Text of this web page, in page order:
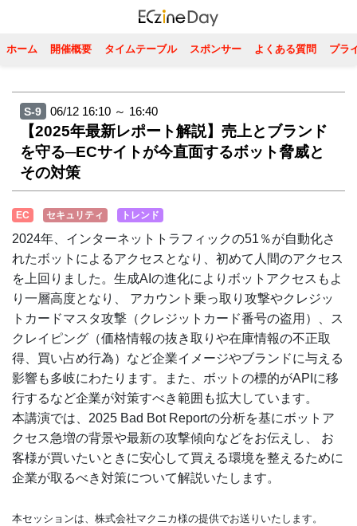
ホーム 開催概要 タイムテーブル スポンサー よくある質問 プラ
S-9 06/12 16:10 ～ 16:40
【2025年最新レポート解説】売上とブランド
を守る─ECサイトが今直面するボット脅威と
その対策
EC セキュリティ トレンド
2024年、インターネットトラフィックの51％が自動化さ
れたボットによるアクセスとなり、初めて人間のアクセス
を上回りました。生成AIの進化によりボットアクセスもよ
り一層高度となり、 アカウント乗っ取り攻撃やクレジッ
トカードマスタ攻撃（クレジットカード番号の盗用）、ス
クレイピング（価格情報の抜き取りや在庫情報の不正取
得、買い占め行為）など企業イメージやブランドに与える
影響も多岐にわたります。また、ボットの標的がAPIに移
行するなど企業が対策すべき範囲も拡大しています。
本講演では、2025 Bad Bot Reportの分析を基にボットア
クセス急増の背景や最新の攻撃傾向などをお伝えし、 お
客様が買いたいときに安心して買える環境を整えるために
企業が取るべき対策について解説いたします。
本セッションは、株式会社マクニカ様の提供でお送りいたします。